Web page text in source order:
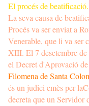
El procés de beatificació.
La seva causa de
Procés va ser enviat a
Venerable, que li va ser
XIII. El 7 desetembre de
el Decret d'Aprovació
Filomena de Santa
és un judici emès per
decreta que un Servidor